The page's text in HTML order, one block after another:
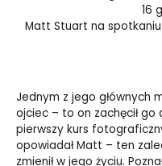
Matt Stuart na
Jednym z jego głównych
ojciec – to on zachęcił go
pierwszy kurs
opowiadał Matt – ten
zmienił w jego życiu.